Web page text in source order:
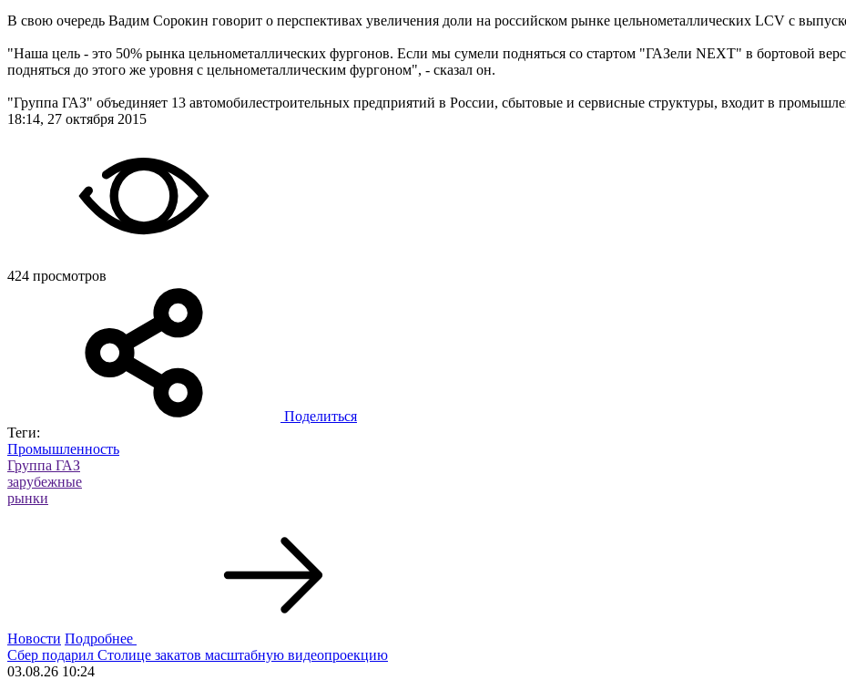
В свою очередь Вадим Сорокин говорит о перспективах увеличения доли на российском рынке цельнометаллических LCV с
"Наша цель - это 50% рынка цельнометаллических фургонов. Если мы сумели подняться со стартом "ГАЗели NEXT" в бортовой
подняться до этого же уровня с цельнометаллическим фургоном", - сказал он.
"Группа ГАЗ" объединяет 13 автомобилестроительных предприятий в России, сбытовые и сервисные структуры, входит в
18:14, 27 октября 2015
424 просмотров
Поделиться
Теги:
Промышленность
Группа ГАЗ
зарубежные
рынки
Новости Подробнее
Сбер подарил Столице закатов масштабную видеопроекцию
03.08.26 10:24